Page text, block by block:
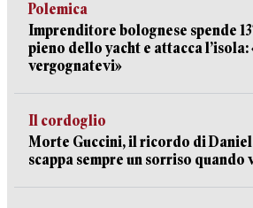
Polemica
Imprenditore bolognese spende
pieno dello yacht e attacca l’isola:
vergognatevi»
Il cordoglio
Morte Guccini, il ricordo di
scappa sempre un sorriso quando